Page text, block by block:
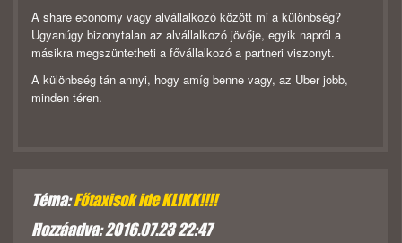
A share economy vagy alvállalkozó között mi a különbség?
Ugyanúgy bizonytalan az alvállalkozó jövője, egyik napról a
másikra megszüntetheti a fővállalkozó a partneri viszonyt.
A különbség tán annyi, hogy amíg benne vagy, az Uber jobb,
minden téren.
Téma:Főtaxisok ide KLIKK!!!!
Hozzáadva: 2016.07.23 22:47